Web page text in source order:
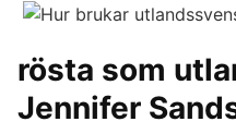
rösta som
Jennifer